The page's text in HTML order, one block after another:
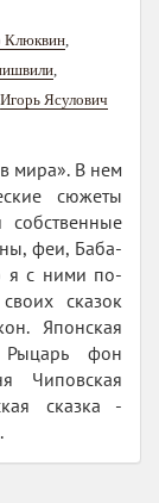
Клюквин,
,
Игорь Ясулович
мира». В нем
сюжеты
собственные
феи, Баба-
я с ними по-
сказок
Японская
фон
Чиповская
сказка -